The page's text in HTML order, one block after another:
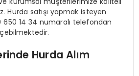
Hurda satışı yapmak isteyen
14 34 numaralı telefondan
Hurda Alım